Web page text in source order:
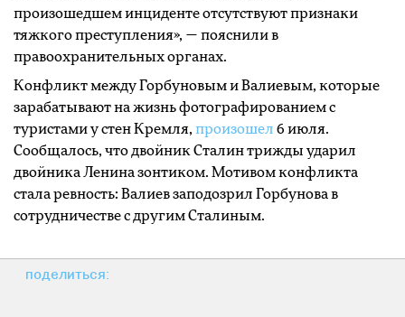
произошедшем инциденте отсутствуют признаки
тяжкого преступления», — пояснили в
правоохранительных органах.
Конфликт между Горбуновым и Валиевым, которые
зарабатывают на жизнь фотографированием с
туристами у стен Кремля, произошел 6 июля.
Сообщалось, что двойник Сталин трижды ударил
двойника Ленина зонтиком. Мотивом конфликта
стала ревность: Валиев заподозрил Горбунова в
сотрудничестве с другим Сталиным.
поделиться: